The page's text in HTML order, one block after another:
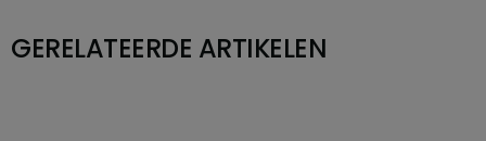
GERELATEERDE ARTIKELEN